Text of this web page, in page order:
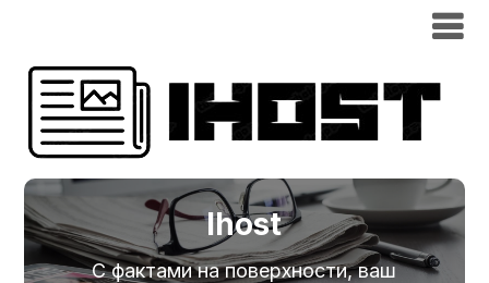
Ihost
С фактами на поверхности, ваш